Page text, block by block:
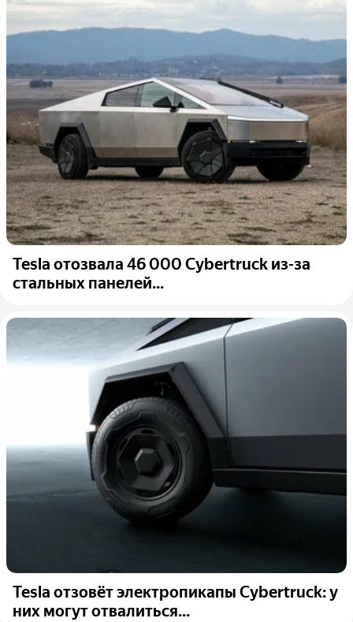
Tesla отозвала 46 000 Cybertruck из-за
стальных панелей...
Tesla отзовёт электропикапы Cybertruck: у
них могут отвалиться...